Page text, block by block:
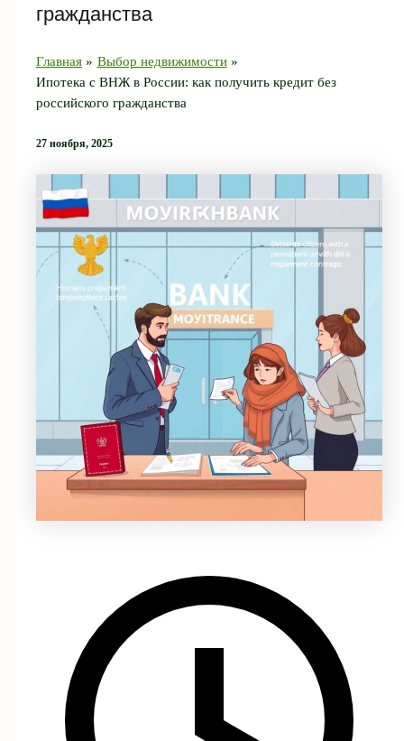
гражданства
Главная
Выбор недвижимости
Ипотека с ВНЖ в России: как получить кредит без
российского гражданства
27 ноября, 2025